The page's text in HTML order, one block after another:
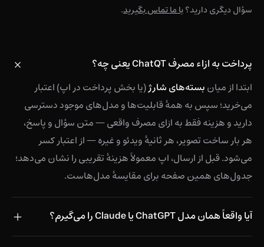
سؤال دیگری دارید؟با ما تماس بگیرید.
پرداخت به ازاء مصرف ChatQT یعنی چه؟
ابتدا از میان بسته‌های شارژ(یا بخش پرداخت در اپ) اعتبار
می‌خرید؛ سپس به همهٔ قابلیت‌ها و مدل‌های موجود دسترسی
دارید و هزینه فقط به ازای مصرف واقعی — متن سؤال و پاسخ،
هر بار ساخت تصویر، هر ثانیهٔ ویدئو و غیره — از اعتبار کسر
می‌شود. قبل از ارسال، اپ معمولاً هزینهٔ تقریبی را نشان می‌دهد؛
جدول‌های همین صفحه برای مقایسهٔ مدل‌هاست.
آیا واقعاً همان مدل ChatGPT یا Claude را می‌گیرم؟